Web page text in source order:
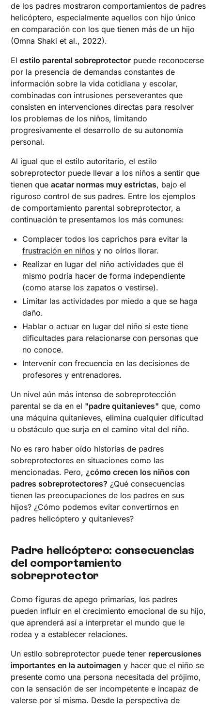
de los padres mostraron comportamientos de padres
helicóptero, especialmente aquellos con hijo único
en comparación con los que tienen más de un hijo
(Omna Shaki et al., 2022).
Elestilo parental sobreprotector puede reconocerse
por la presencia de demandas constantes de
información sobre la vida cotidiana y escolar,
combinadas con intrusiones perseverantes que
consisten en intervenciones directas para resolver
los problemas de los niños, limitando
progresivamente el desarrollo de su autonomía
personal.
Al igual que el estilo autoritario, el estilo
sobreprotector puede llevar a los niños a sentir que
tienen queacatar normas muy estrictas, bajo el
riguroso control de sus padres. Entre los ejemplos
de comportamiento parental sobreprotector, a
continuación te presentamos los más comunes:
Complacer todos los caprichos para evitar la
frustración en niños y no oírlos llorar.
Realizar en lugar del niño actividades que él
mismo podría hacer de forma independiente
(como atarse los zapatos o vestirse).
Limitar las actividades por miedo a que se haga
daño.
Hablar o actuar en lugar del niño si este tiene
dificultades para relacionarse con personas que
no conoce.
Intervenir con frecuencia en las decisiones de
profesores y entrenadores.
Un nivel aún más intenso de sobreprotección
parental se da en el "padre quitanieves" que, como
una máquina quitanieves, elimina cualquier dificultad
u obstáculo que surja en el camino vital del niño.
No es raro haber oído historias de padres
sobreprotectores en situaciones como las
mencionadas. Pero,¿cómo crecen los niños con
padres sobreprotectores? ¿Qué consecuencias
tienen las preocupaciones de los padres en sus
hijos? ¿Cómo podemos evitar convertirnos en
padres helicóptero y quitanieves?
Padre helicóptero: consecuencias
del comportamiento
sobreprotector
Como figuras de apego primarias, los padres
pueden influir en el crecimiento emocional de su hijo,
que aprenderá así a interpretar el mundo que le
rodea y a establecer relaciones.
Un estilo sobreprotector puede tener repercusiones
importantes en la autoimagen y hacer que el niño se
presente como una persona necesitada del prójimo,
con la sensación de ser incompetente e incapaz de
valerse por sí misma. Desde la perspectiva de